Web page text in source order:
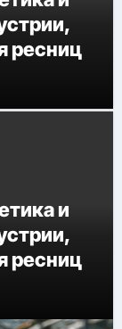
ресниц
и
ресниц